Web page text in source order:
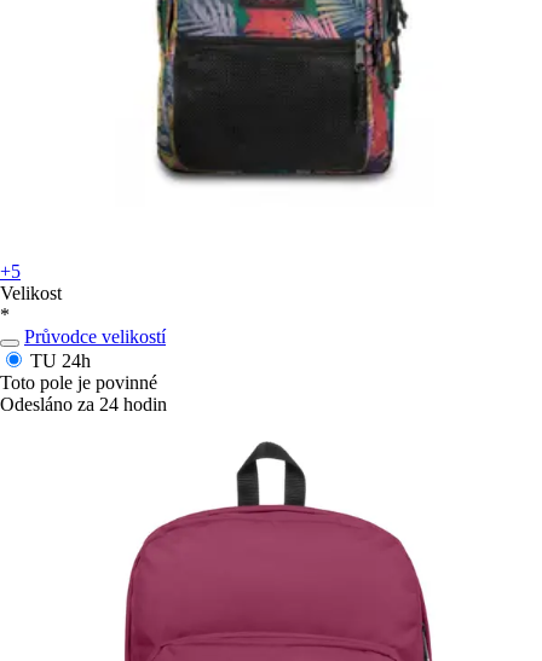
+5
Velikost
*
Průvodce velikostí
TU 24h
Toto pole je povinné
Odesláno za 24 hodin